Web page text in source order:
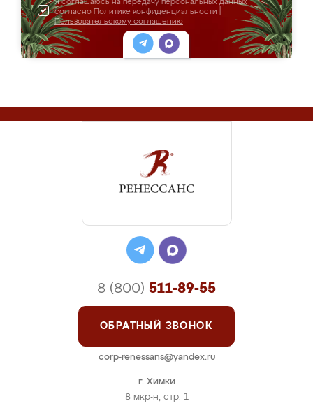
Я соглашаюсь на передачу персональных данных
согласно Политике конфиденциальности
Пользовательскому соглашению
г. Химки
8 мкр-н, стр. 1
8 (800) 511-89-55
ОБРАТНЫЙ ЗВОНОК
corp-renessans@yandex.ru